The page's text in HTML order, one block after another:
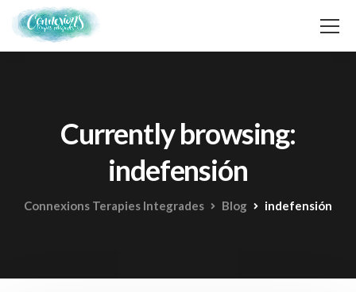
Currently browsing:
indefensión
Connexions Terapies Integrades Blog indefensión